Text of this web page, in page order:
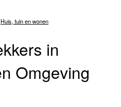
Huis, tuin en wonen
in
Omgeving